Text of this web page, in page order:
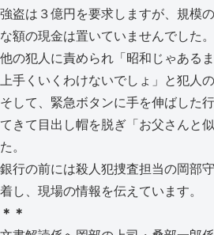
強盗は３億円を要求しますが、規模
な額の現金は置いていませんでした。
他の犯人に責められ「昭和じゃある
上手くいくわけないでしょ」と犯人
そして、緊急ボタンに手を伸ばした
てきて目出し帽を脱ぎ「お父さんと
た。
銀行の前には殺人犯捜査担当の岡部
着し、現場の情報を伝えています。
＊＊